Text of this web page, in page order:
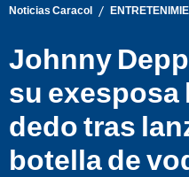
Noticias Caracol /
Johnny
su exesposa
dedo tras
botella de